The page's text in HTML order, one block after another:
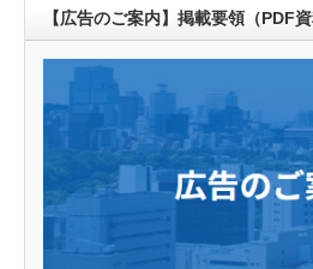
【広告のご案内】掲載要領（PDF資